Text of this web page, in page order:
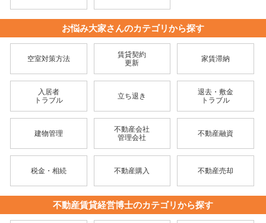
お悩み大家さんのカテゴリから探す
空室対策方法
賃貸契約
更新
家賃滞納
入居者
トラブル
立ち退き
退去・敷金
トラブル
建物管理
不動産会社
管理会社
不動産融資
税金・相続 不動産購入 不動産売却
不動産賃貸経営博士のカテゴリから探す